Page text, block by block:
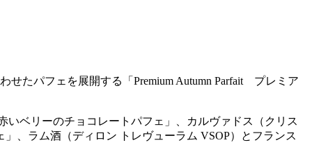
たパフェを展開する「Premium Autumn Parfait プレミア
ベリーのチョコレートパフェ」、カルヴァドス（クリス
、ラム酒（ディロン トレヴューラム VSOP）とフランス